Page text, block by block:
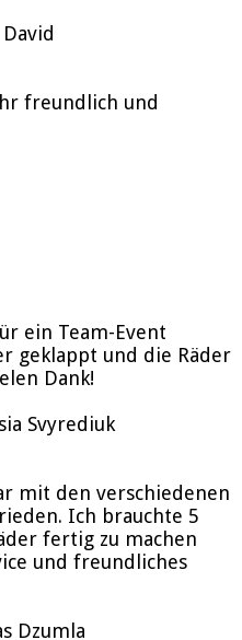
freundlich und
ein Team-Event
geklappt und die Räder
Dank!
mit den verschiedenen
Ich brauchte 5
fertig zu machen
und freundliches